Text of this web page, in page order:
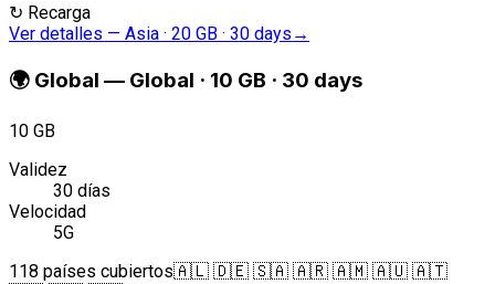
↻ Recarga
Ver detalles — Asia · 20 GB · 30 days →
🌍 Global — Global · 10 GB · 30 days
10 GB
Validez
30 días
Velocidad
5G
118 países cubiertos🇦🇱 🇩🇪 🇸🇦 🇦🇷 🇦🇲 🇦🇺 🇦🇹